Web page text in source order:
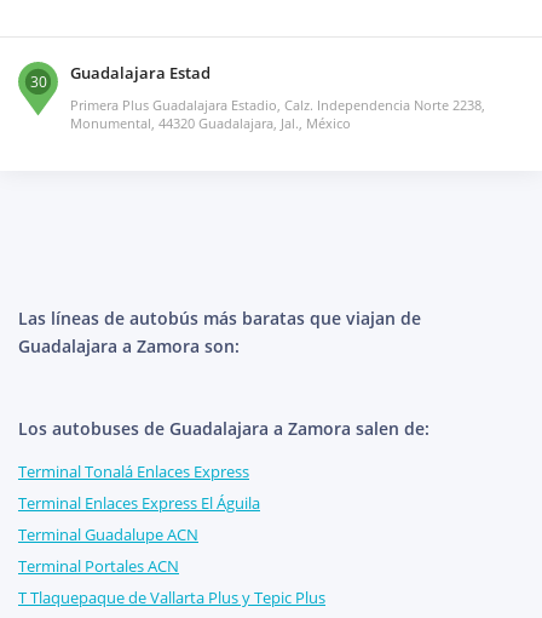
30 Guadalajara Estad
Primera Plus Guadalajara Estadio, Calz. Independencia Norte 2238,
Monumental, 44320 Guadalajara, Jal., México
Las líneas de autobús más baratas que viajan de
Guadalajara a Zamora son:
Los autobuses de Guadalajara a Zamora salen de:
Terminal Tonalá Enlaces Express
Terminal Enlaces Express El Águila
Terminal Guadalupe ACN
Terminal Portales ACN
T Tlaquepaque de Vallarta Plus y Tepic Plus